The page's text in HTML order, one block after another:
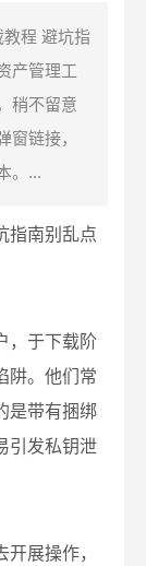
程 避坑指
产管理工
稍不留意
窗链接，
。...
指南别乱点
，于下载阶
阱。他们常
是带有捆绑
引发私钥泄
展操作，